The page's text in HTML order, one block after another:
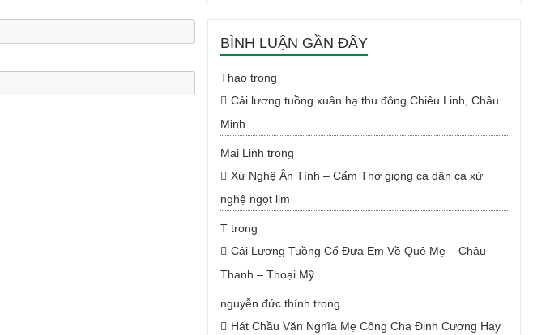
BÌNH LUẬN GẦN ĐÂY
Thaotrong
Cải lương tuồng xuân hạ thu đông Chiêu Linh, Châu
Minh
Mai Linh trong
Xứ Nghệ Ân Tình – Cẩm Thơ giọng ca dân ca xứ
nghệ ngọt lịm
Ttrong
Cải Lương Tuồng Cổ Đưa Em Về Quê Mẹ – Châu
Thanh – Thoại Mỹ
nguyễn đức thính trong
Hát Chầu Văn Nghĩa Mẹ Công Cha Đinh Cương Hay